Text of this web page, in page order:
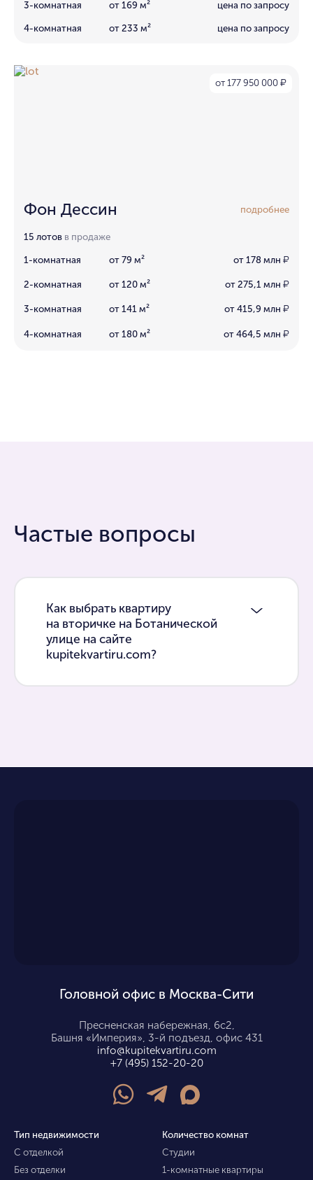
3-комнатная от 169 м² цена по запросу
4-комнатная от 233 м² цена по запросу
от 177 950 000 ₽
Фон Дессин подробнее
15 лотов в продаже
1-комнатная от 79 м² от 178 млн ₽
2-комнатная от 120 м² от 275,1 млн ₽
3-комнатная от 141 м² от 415,9 млн ₽
4-комнатная от 180 м² от 464,5 млн ₽
Частые вопросы
Как выбрать квартиру
на вторичке на Ботанической
улице на сайте
kupitekvartiru.com?
Головной офис в Москва-Сити
Пресненская набережная, 6с2,
Башня «Империя», 3-й подъезд, офис 431
info@kupitekvartiru.com
+7 (495) 152-20-20
Тип недвижимости
С отделкой
Без отделки
Количество комнат
Студии
1-комнатные квартиры